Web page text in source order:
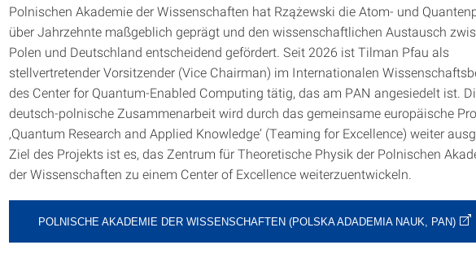
Polnischen Akademie der Wissenschaften hat Rzążewski die Atom- und
über Jahrzehnte maßgeblich geprägt und den wissenschaftlichen Austausch
Polen und Deutschland entscheidend gefördert. Seit 2026 ist Tilman Pfau als
stellvertretender Vorsitzender (Vice Chairman) im Internationalen
des Center for Quantum-Enabled Computing tätig, das am PAN angesiedelt ist.
deutsch-polnische Zusammenarbeit wird durch das gemeinsame europäische
‚Quantum Research and Applied Knowledge‘ (Teaming for Excellence) weiter
Ziel des Projekts ist es, das Zentrum für Theoretische Physik der Polnischen
der Wissenschaften zu einem Center of Excellence weiterzuentwickeln.
POLNISCHE AKADEMIE DER WISSENSCHAFTEN (POLSKA ADADEMIA NAUK, PAN)